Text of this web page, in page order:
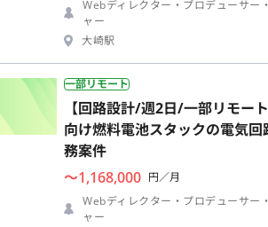
Webディレクター・プロデューサー
ャー
大崎駅
一部リモート
【回路設計/週2日/一部リモー
向け燃料電池スタックの電気
務案件
〜1,168,000 円／月
Webディレクター・プロデューサー
ャー